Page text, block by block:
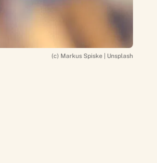
(c) Markus Spiske | Unsplash